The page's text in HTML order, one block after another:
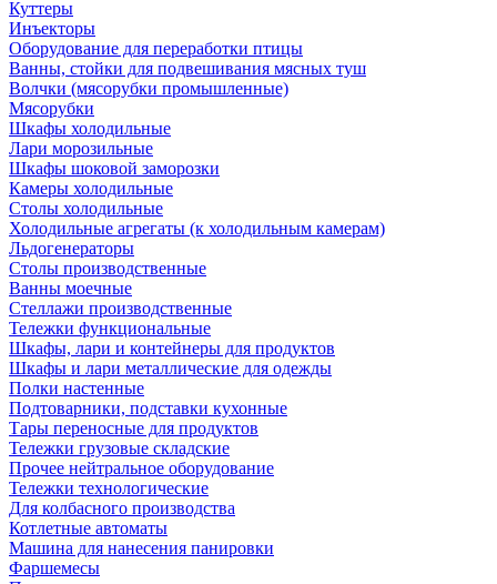
Куттеры
Инъекторы
Оборудование для переработки птицы
Ванны, стойки для подвешивания мясных туш
Волчки (мясорубки промышленные)
Мясорубки
Шкафы холодильные
Лари морозильные
Шкафы шоковой заморозки
Камеры холодильные
Столы холодильные
Холодильные агрегаты (к холодильным камерам)
Льдогенераторы
Столы производственные
Ванны моечные
Стеллажи производственные
Тележки функциональные
Шкафы, лари и контейнеры для продуктов
Шкафы и лари металлические для одежды
Полки настенные
Подтоварники, подставки кухонные
Тары переносные для продуктов
Тележки грузовые складские
Прочее нейтральное оборудование
Тележки технологические
Для колбасного производства
Котлетные автоматы
Машина для нанесения панировки
Фаршемесы